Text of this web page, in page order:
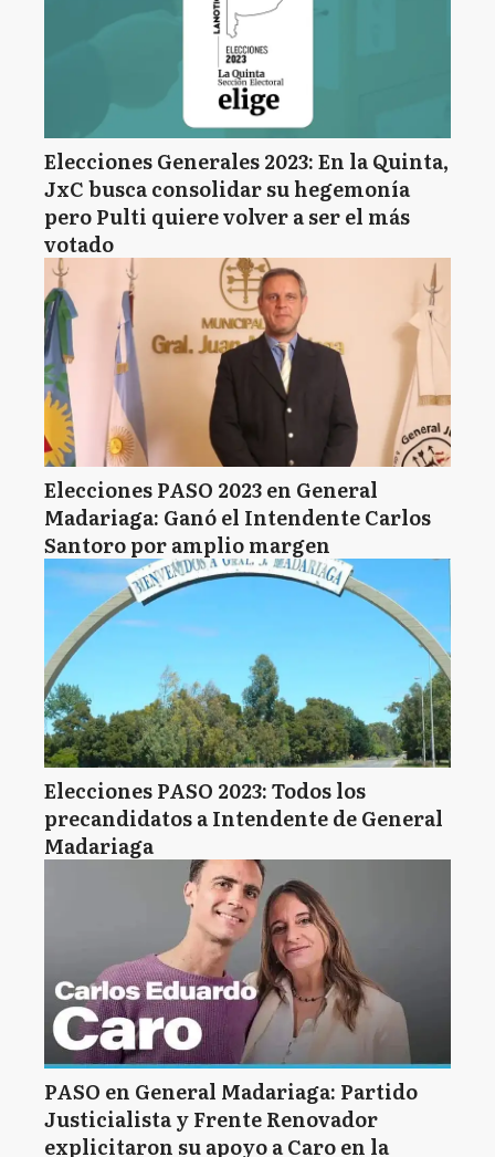
Elecciones Generales 2023: En la Quinta,
JxC busca consolidar su hegemonía
pero Pulti quiere volver a ser el más
votado
Elecciones PASO 2023 en General
Madariaga: Ganó el Intendente Carlos
Santoro por amplio margen
Elecciones PASO 2023: Todos los
precandidatos a Intendente de General
Madariaga
PASO en General Madariaga: Partido
Justicialista y Frente Renovador
explicitaron su apoyo a Caro en la